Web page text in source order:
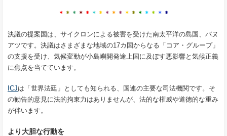
＊ ＊ ＊ ＊ ＊ ＊ ＊ ＊ ＊ ＊ ＊ ＊ ＊ ＊ ＊ ＊ ＊
決議の提案国は、サイクロンによる被害を受けた南太平洋の島国、バヌ
アツです。決議はさまざまな地域の17カ国からなる「コア・グループ」
の支援を受け、気候変動が小島嶼開発途上国に及ぼす悪影響と気候正義
に焦点を当てています。
ICJは「世界法廷」としても知られる、国連の主要な司法機関です。そ
の勧告的意見に法的拘束力はありませんが、法的な権威や道徳的な重み
が伴います。
より大胆な行動を